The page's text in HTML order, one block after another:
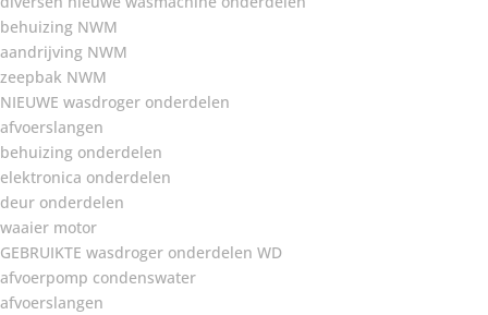
behuizing NWM
aandrijving NWM
zeepbak NWM
NIEUWE wasdroger onderdelen
afvoerslangen
behuizing onderdelen
elektronica onderdelen
deur onderdelen
waaier motor
GEBRUIKTE wasdroger onderdelen WD
afvoerpomp condenswater
afvoerslangen